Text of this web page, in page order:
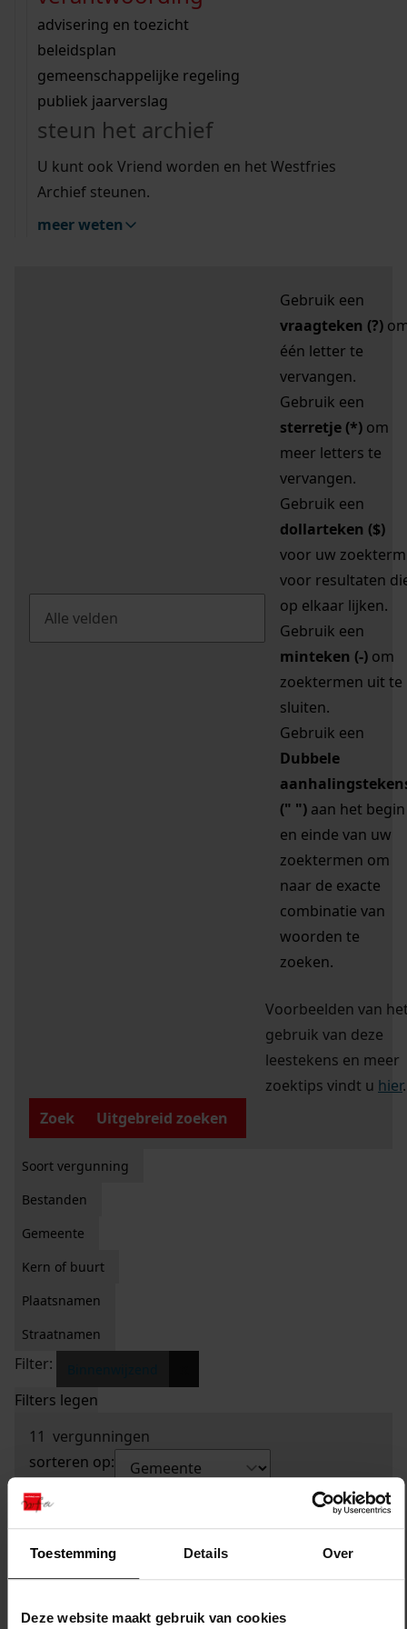
Toestemming Details Over
Deze website maakt gebruik van cookies
bouwvergunningen
omgevingsvergunningen
vergunningen
beeld en geluid
uitleg nodig?
Wij helpen u op weg met een aantal zoektips.
bekijk alle zoektips
Wij helpen u op weg met een aantal zoektips.
bekijk alle zoektips
bekijk ons geschiedenislokaal
advisering en toezicht
beleidsplan
gemeenschappelijke regeling
publiek jaarverslag
steun het archief
U kunt ook Vriend worden en het Westfries
Archief steunen.
meer weten
zoektips
Mijn Studiezaal (inloggen)
uw zoekopdracht te
Gebruik een
vraagteken (?)
één letter te
vervangen.
Gebruik een
sterretje (*) om
meer letters te
vervangen.
Gebruik een
dollarteken ($)
voor uw zoekterm
voor resultaten
op elkaar lijken.
Gebruik een
minteken (-) om
zoektermen uit te
sluiten.
Gebruik een
Dubbele
(" ") aan het begin
en einde van uw
zoektermen om
naar de exacte
combinatie van
woorden te
zoeken.
Voorbeelden van
gebruik van deze
leestekens en meer
zoektips vindt u hier.
Zoek
Uitgebreid zoeken
Soort vergunning
Bestanden
Gemeente
Kern of buurt
Plaatsnamen
Straatnamen
Filter:
Filters legen
11 vergunningen
sorteren op: